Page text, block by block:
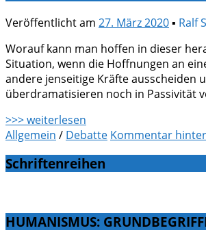
Veröffentlicht am 27. März 2020▪ Ralf
Worauf kann man hoffen in dieser
Situation, wenn die Hoffnungen an
andere jenseitige Kräfte ausscheiden
überdramatisieren noch in Passivität
>>> weiterlesen
Allgemein / Debatte Kommentar
Schriftenreihen
HUMANISMUS: